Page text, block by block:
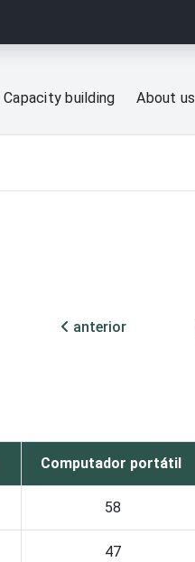
Capacity building About us
anterior
Computador portátil
58
47